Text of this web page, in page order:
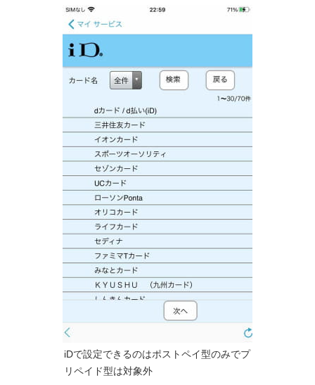
iDで設定できるのはポストペイ型のみでプ
リペイド型は対象外